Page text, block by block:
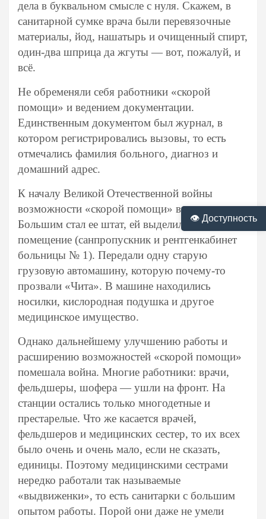
дела в буквальном смысле с нуля. Скажем, в
санитарной сумке врача были перевязочные
материалы, йод, нашатырь и очищенный спирт,
один-два шприца да жгуты — вот, пожалуй, и
всё.
Не обременяли себя работники «скорой
помощи» и ведением документации.
Единственным документом был журнал, в
котором регистрировались вызовы, то есть
отмечались фамилия больного, диагноз и
домашний адрес.
К началу Великой Отечественной войны
возможности «скорой помощи» выросли.
Большим стал ее штат, ей выделили отдельное
помещение (санпропускник и рентгенкабинет
больницы № 1). Передали одну старую
грузовую автомашину, которую почему-то
прозвали «Чита». В машине находились
носилки, кислородная подушка и другое
медицинское имущество.
Однако дальнейшему улучшению работы и
расширению возможностей «скорой помощи»
помешала война. Многие работники: врачи,
фельдшеры, шофера — ушли на фронт. На
станции остались только многодетные и
престарелые. Что же касается врачей,
фельдшеров и медицинских сестер, то их всех
было очень и очень мало, если не сказать,
единицы. Поэтому медицинскими сестрами
нередко работали так называемые
«выдвиженки», то есть санитарки с большим
опытом работы. Порой они даже не умели
👁 Доступность